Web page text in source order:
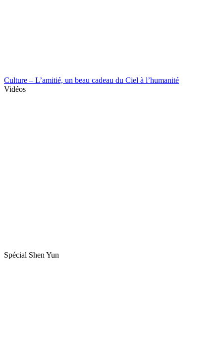
Culture – L’amitié, un beau cadeau du Ciel à l’humanité
Vidéos
Spécial Shen Yun